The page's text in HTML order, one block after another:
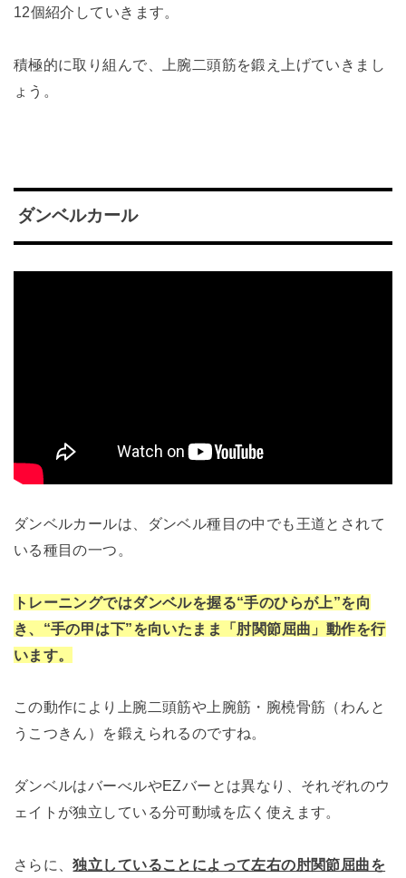
12個紹介していきます。
積極的に取り組んで、上腕二頭筋を鍛え上げていきまし
ょう。
ダンベルカール
ダンベルカールは、ダンベル種目の中でも王道とされて
いる種目の一つ。
トレーニングではダンベルを握る“手のひらが上”を向
き、“手の甲は下”を向いたまま「肘関節屈曲」動作を行
います。
この動作により上腕二頭筋や上腕筋・腕橈骨筋（わんと
うこつきん）を鍛えられるのですね。
ダンベルはバーべルやEZバーとは異なり、それぞれのウ
ェイトが独立している分可動域を広く使えます。
さらに、独立していることによって左右の肘関節屈曲を